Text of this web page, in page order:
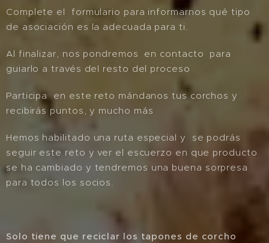
Complete el formulario para informarnos qué tipo
de asociación es la adecuada para ti.
Al finalizar, nos pondremos en contacto para
guiarlo a través del resto del proceso
Participa en este reto mándanos tus corchos y
recibirás puntos, y mucho más
Hemos habilitado una ruta especial y se podrás
seguir este reto y ver el escuerzo en que producto
se ha cambiado y tendremos una buena sorpresa
para todos los socios.
Solo tiene que reciclar los tapones de corcho